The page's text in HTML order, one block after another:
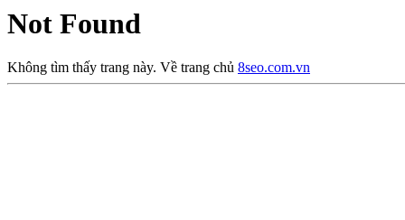
Not Found
Không tìm thấy trang này. Về trang chủ 8seo.com.vn